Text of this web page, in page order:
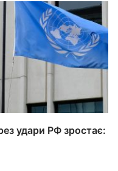
удари РФ зростає: